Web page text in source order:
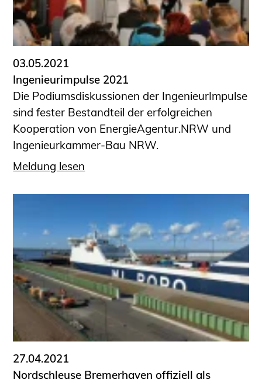
Funktionsprüfung privater
Abwasserleitungen
Vereinbarungen mit
Ingenieurkammern
Büronachfolge
Zusatzqualifikationen
Geschützter Bereich
Informationen für Auftraggeber und
Verbraucher
Ingenieursuche (Mitglieder der IK-Bau
Fachlisten
Informationen für Schülerinnen,
Schüler und Studierende
Projekte für Schülerinnen und Schüler
START.ING. Das Studierenden Praxis-
Programm
Wissenswertes für Studierende
Wettbewerbe für Studierende
Kammer Newsletter
03.05.2021
Ingenieurimpulse 2021
Die Podiumsdiskussionen der IngenieurImpulse
sind fester Bestandteil der erfolgreichen
Kooperation von EnergieAgentur.NRW und
Ingenieurkammer-Bau NRW.
Meldung lesen
27.04.2021
Nordschleuse Bremerhaven offiziell als